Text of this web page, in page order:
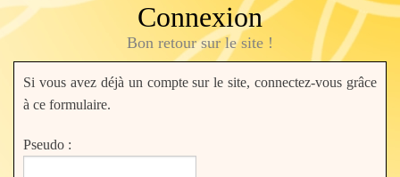
Archives
Forum
Communauté
Connexion
Bon retour sur le site !
Si vous avez déjà un compte sur le site, connectez-vous grâce
à ce formulaire.
Pseudo :